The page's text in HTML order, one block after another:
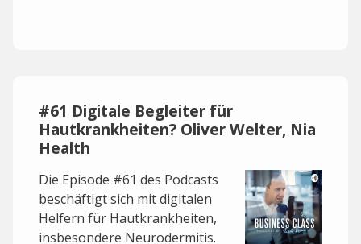
#61 Digitale Begleiter für
Hautkrankheiten? Oliver Welter, Nia
Health
Die Episode #61 des Podcasts
beschäftigt sich mit digitalen
Helfern für Hautkrankheiten,
insbesondere Neurodermitis.